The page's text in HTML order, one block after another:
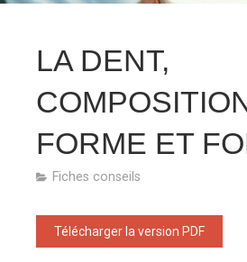
LA DENT,
FORME ET
Fiches conseils
Télécharger la version PDF